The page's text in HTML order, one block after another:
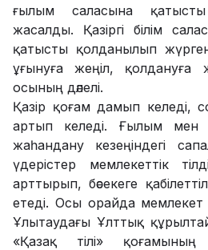
ғылым саласына
жасалды. Қазіргі білім
қатысты қолданылып жүрген
ұғынуға жеңіл,
осының дәлелі.
Қазір қоғам дамып келеді,
артып келеді. Ғылым мен
жаһандану кезеңіндегі
үдерістер мемлекеттік
арттырып, бәсекеге
етеді. Осы орайда
Ұлытаудағы Ұлттық
«Қазақ тілі»